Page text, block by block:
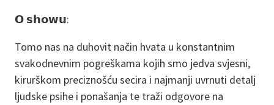
𝗢 𝘀𝗵𝗼𝘄𝘂:
Tomo nas na duhovit način hvata u konstantnim
svakodnevnim pogreškama kojih smo jedva svjesni,
kirurškom preciznošću secira i najmanji uvrnuti detalj
ljudske psihe i ponašanja te traži odgovore na